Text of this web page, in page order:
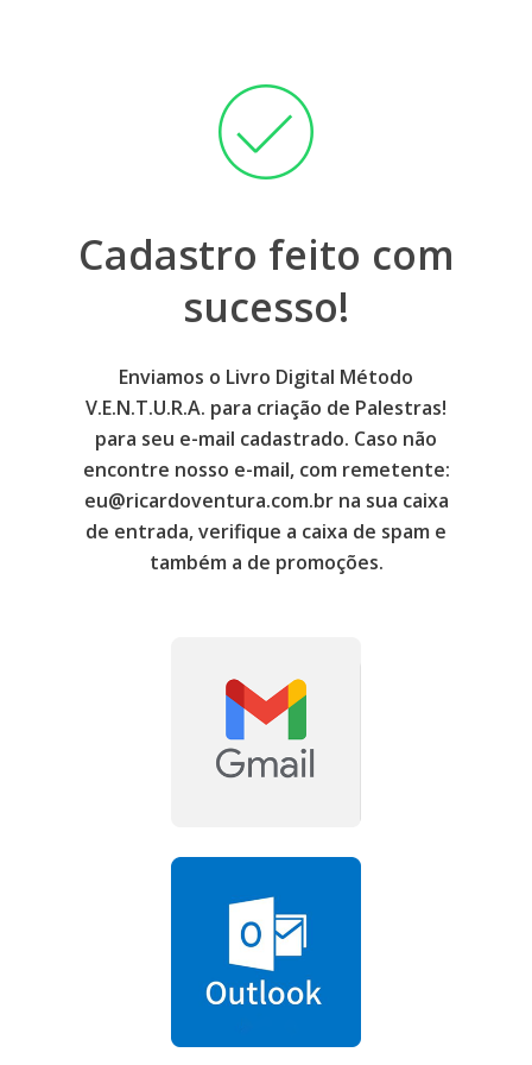
Cadastro feito com
sucesso!
Enviamos o Livro Digital Método
V.E.N.T.U.R.A. para criação de Palestras!
para seu e-mail cadastrado. Caso não
encontre nosso e-mail, com remetente:
eu@ricardoventura.com.br na sua caixa
de entrada, verifique a caixa de spam e
também a de promoções.